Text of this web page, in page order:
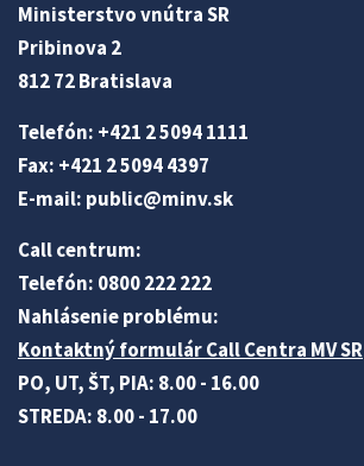
Ministerstvo vnútra SR
Pribinova 2
812 72 Bratislava
Telefón: +421 2 5094 1111
Fax: +421 2 5094 4397
E-mail: public@minv.sk
Call centrum:
Telefón: 0800 222 222
Nahlásenie problému:
Kontaktný formulár Call Centra MV SR
PO, UT, ŠT, PIA: 8.00 - 16.00
STREDA: 8.00 - 17.00